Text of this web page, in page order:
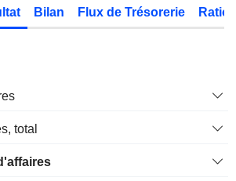
Bilan Flux de Trésorerie
total